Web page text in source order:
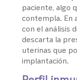
paciente, algo
contempla. En
con el análisis
descarta la
uterinas que
implantación.